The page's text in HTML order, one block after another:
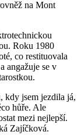
na Mont
Roku 1980
co restituovala
angažuje se v
kdy jsem jezdila já,
hůře. Ale
mezi nejlepší.
Zajíčková.